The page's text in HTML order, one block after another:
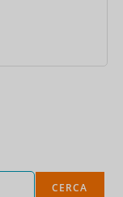
CERCA